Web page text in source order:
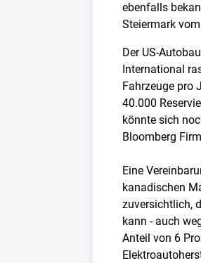
ebenfalls
Steiermark
Der US-
International
Fahrzeuge pro
40.000
könnte sich
Bloomberg
Eine
kanadischen
zuversichtlich,
kann - auch
Anteil von 6